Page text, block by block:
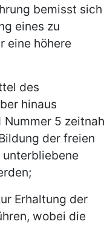
bemisst sich
eines zu
eine höhere
des
hinaus
Nummer 5 zeitnah
der freien
unterbliebene
Erhaltung der
wobei die